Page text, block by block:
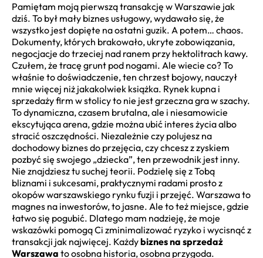
Pamiętam moją pierwszą transakcję w Warszawie jak
dziś. To był mały biznes usługowy, wydawało się, że
wszystko jest dopięte na ostatni guzik. A potem… chaos.
Dokumenty, których brakowało, ukryte zobowiązania,
negocjacje do trzeciej nad ranem przy hektolitrach kawy.
Czułem, że tracę grunt pod nogami. Ale wiecie co? To
właśnie to doświadczenie, ten chrzest bojowy, nauczył
mnie więcej niż jakakolwiek książka. Rynek kupna i
sprzedaży firm w stolicy to nie jest grzeczna gra w szachy.
To dynamiczna, czasem brutalna, ale i niesamowicie
ekscytująca arena, gdzie można ubić interes życia albo
stracić oszczędności. Niezależnie czy polujesz na
dochodowy biznes do przejęcia, czy chcesz z zyskiem
pozbyć się swojego „dziecka”, ten przewodnik jest inny.
Nie znajdziesz tu suchej teorii. Podzielę się z Tobą
bliznami i sukcesami, praktycznymi radami prosto z
okopów warszawskiego rynku fuzji i przejęć. Warszawa to
magnes na inwestorów, to jasne. Ale to też miejsce, gdzie
łatwo się pogubić. Dlatego mam nadzieję, że moje
wskazówki pomogą Ci zminimalizować ryzyko i wycisnąć z
transakcji jak najwięcej. Każdybiznes na sprzedaż
Warszawa to osobna historia, osobna przygoda.